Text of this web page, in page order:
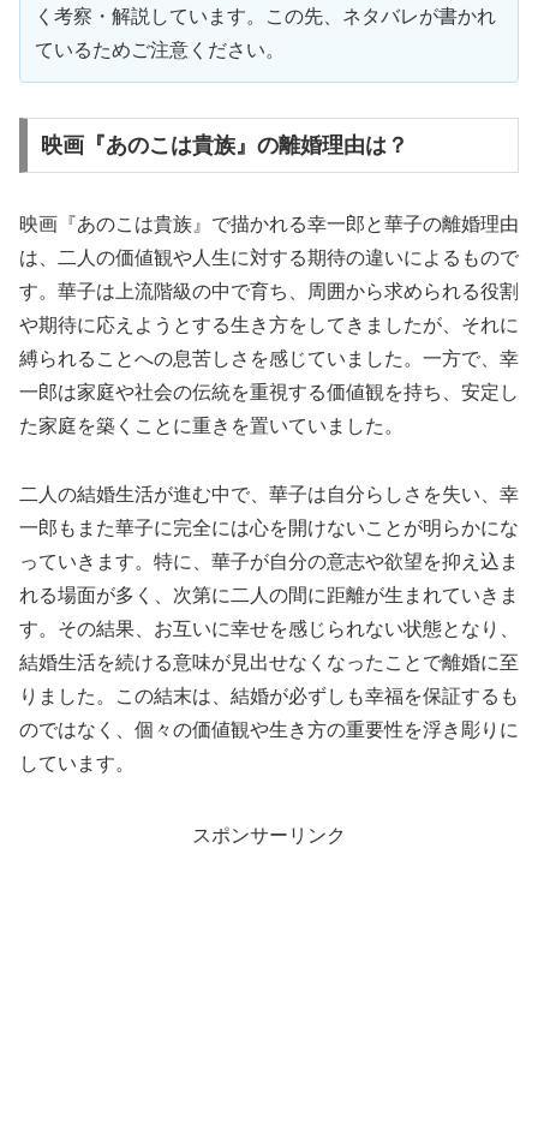
く考察・解説しています。この先、ネタバレが書かれ
ているためご注意ください。
映画『あのこは貴族』の離婚理由は？
映画『あのこは貴族』で描かれる幸一郎と華子の離婚理由
は、二人の価値観や人生に対する期待の違いによるもので
す。華子は上流階級の中で育ち、周囲から求められる役割
や期待に応えようとする生き方をしてきましたが、それに
縛られることへの息苦しさを感じていました。一方で、幸
一郎は家庭や社会の伝統を重視する価値観を持ち、安定し
た家庭を築くことに重きを置いていました。
二人の結婚生活が進む中で、華子は自分らしさを失い、幸
一郎もまた華子に完全には心を開けないことが明らかにな
っていきます。特に、華子が自分の意志や欲望を抑え込ま
れる場面が多く、次第に二人の間に距離が生まれていきま
す。その結果、お互いに幸せを感じられない状態となり、
結婚生活を続ける意味が見出せなくなったことで離婚に至
りました。この結末は、結婚が必ずしも幸福を保証するも
のではなく、個々の価値観や生き方の重要性を浮き彫りに
しています。
スポンサーリンク